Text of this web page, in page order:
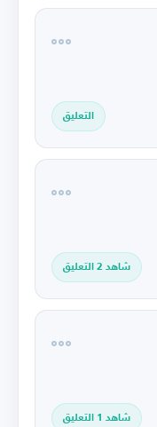
التعليق
شاهد 2 التعليق
شاهد 1 التعليق